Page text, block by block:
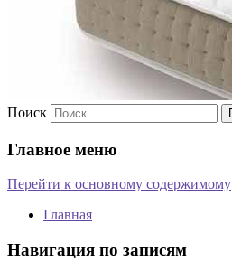
Поиск
Главное меню
Перейти к основному содержимому
Главная
Навигация по записям